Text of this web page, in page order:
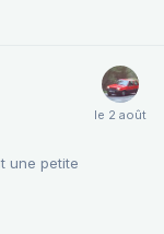
une petite